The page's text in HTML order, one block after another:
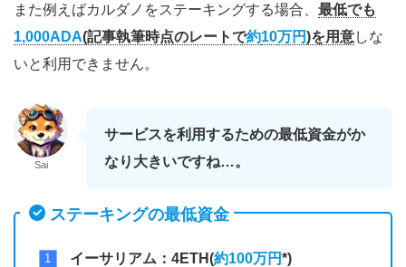
また例えばカルダノをステーキングする場合、 最低でも
1,000ADA(記事執筆時点のレートで約10万円)を用意しな
いと利用できません。
Sai
サービスを利用するための最低資金がか
なり大きいですね…。
ステーキングの最低資金
イーサリアム：4ETH(約100万円*)